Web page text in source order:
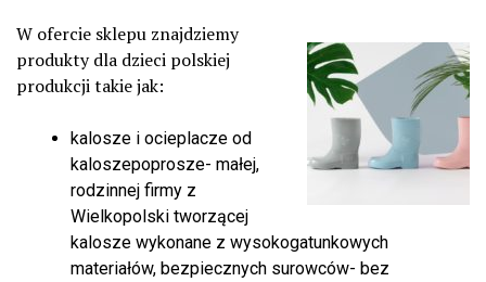
W ofercie sklepu znajdziemy
produkty dla dzieci polskiej
produkcji takie jak:
kalosze i ocieplacze od
kaloszepoprosze- małej,
rodzinnej firmy z
Wielkopolski tworzącej
kalosze wykonane z wysokogatunkowych
materiałów, bezpiecznych surowców- bez